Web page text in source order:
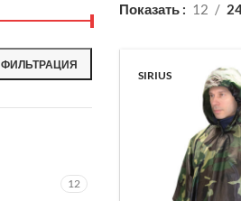
ФИЛЬТРАЦИЯ
12
Показать
12
SIRIUS